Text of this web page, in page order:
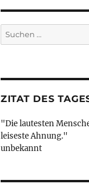
Suche
nach:
ZITAT DES
"Die lautesten
leiseste Ahnung."
unbekannt